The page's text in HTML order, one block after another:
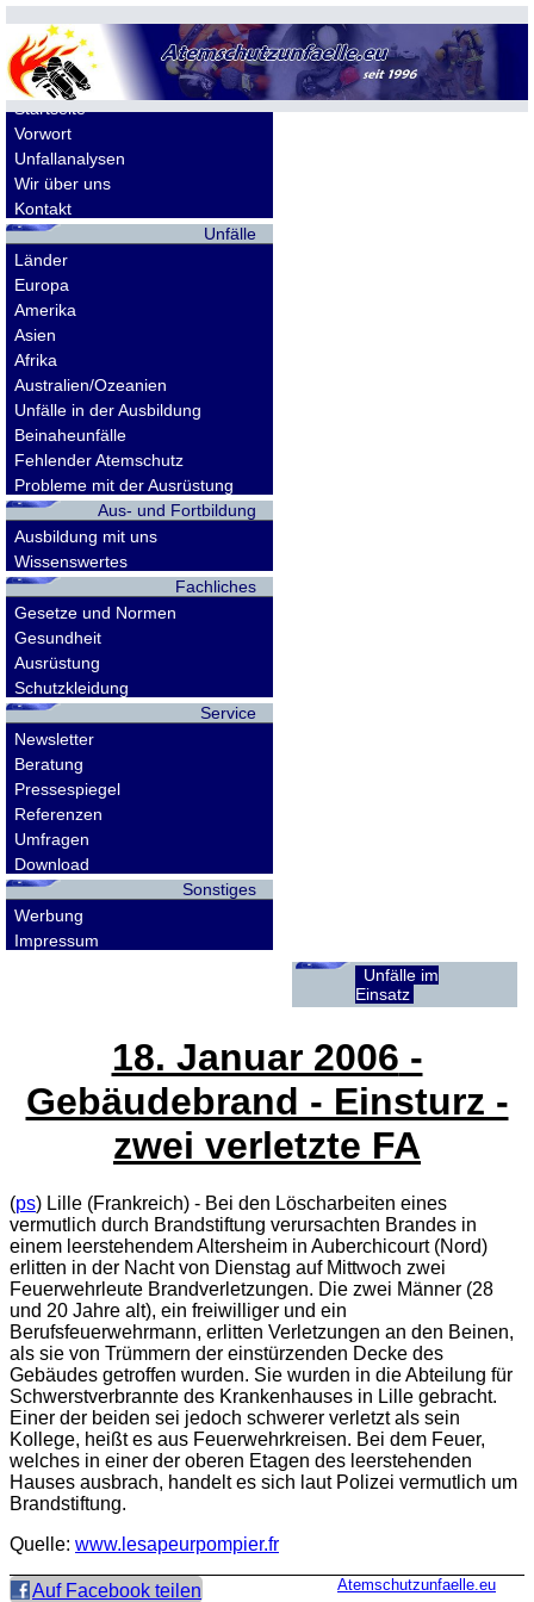
Allgemeines
Startseite
Vorwort
Unfallanalysen
Wir über uns
Kontakt
Unfälle
Länder
Europa
Amerika
Asien
Afrika
Australien/Ozeanien
Unfälle in der Ausbildung
Beinaheunfälle
Fehlender Atemschutz
Probleme mit der Ausrüstung
Aus- und Fortbildung
Ausbildung mit uns
Wissenswertes
Fachliches
Gesetze und Normen
Gesundheit
Ausrüstung
Schutzkleidung
Service
Newsletter
Beratung
Pressespiegel
Referenzen
Umfragen
Download
Sonstiges
Werbung
Impressum
Unfälle im
Einsatz
18. Januar 2006 -
Gebäudebrand - Einsturz -
zwei verletzte FA
(ps) Lille (Frankreich) - Bei den Löscharbeiten eines
vermutlich durch Brandstiftung verursachten Brandes in
einem leerstehendem Altersheim in Auberchicourt (Nord)
erlitten in der Nacht von Dienstag auf Mittwoch zwei
Feuerwehrleute Brandverletzungen. Die zwei Männer (28
und 20 Jahre alt), ein freiwilliger und ein
Berufsfeuerwehrmann, erlitten Verletzungen an den Beinen,
als sie von Trümmern der einstürzenden Decke des
Gebäudes getroffen wurden. Sie wurden in die Abteilung für
Schwerstverbrannte des Krankenhauses in Lille gebracht.
Einer der beiden sei jedoch schwerer verletzt als sein
Kollege, heißt es aus Feuerwehrkreisen. Bei dem Feuer,
welches in einer der oberen Etagen des leerstehenden
Hauses ausbrach, handelt es sich laut Polizei vermutlich um
Brandstiftung.
Quelle: www.lesapeurpompier.fr
Auf Facebook teilen Atemschutzunfaelle.eu